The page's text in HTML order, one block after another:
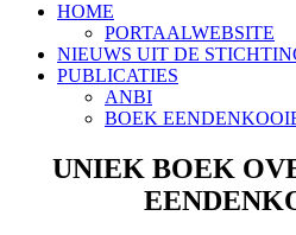
HOME
PORTAALWEBSITE
NIEUWS UIT DE
PUBLICATIES
ANBI
BOEK
UNIEK BOEK